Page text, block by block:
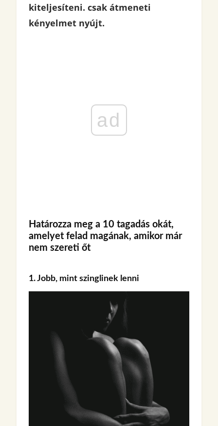
kiteljesíteni. csak átmeneti
kényelmet nyújt.
ad
Határozza meg a 10 tagadás okát,
amelyet felad magának, amikor már
nem szereti őt
1. Jobb, mint szinglinek lenni